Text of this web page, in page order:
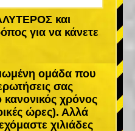
και
για να κάνετε
ομάδα που
σας
κανονικός χρόνος
ώρες). Αλλά
χιλιάδες